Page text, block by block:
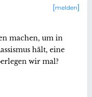
melden
machen, um in
hält, eine
wir mal?